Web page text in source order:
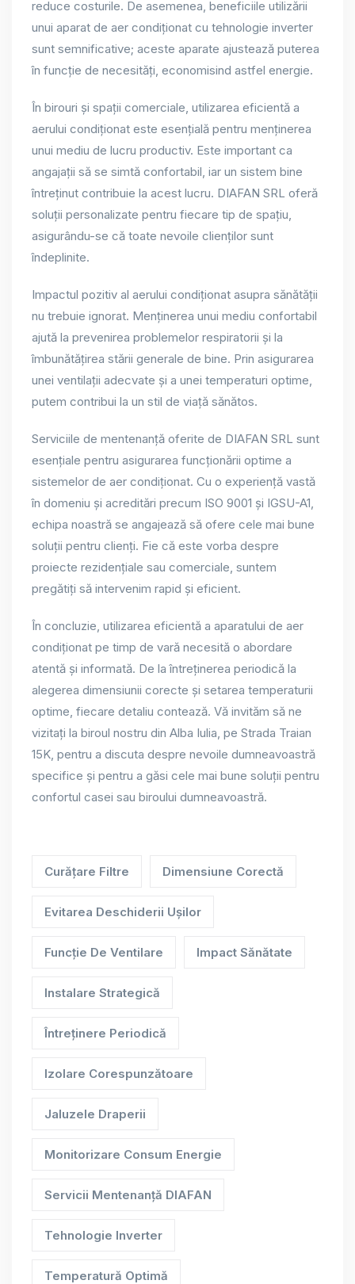
reduce costurile. De asemenea, beneficiile utilizării
unui aparat de aer condiționat cu tehnologie inverter
sunt semnificative; aceste aparate ajustează puterea
în funcție de necesități, economisind astfel energie.
În birouri și spații comerciale, utilizarea eficientă a
aerului condiționat este esențială pentru menținerea
unui mediu de lucru productiv. Este important ca
angajații să se simtă confortabil, iar un sistem bine
întreținut contribuie la acest lucru. DIAFAN SRL oferă
soluții personalizate pentru fiecare tip de spațiu,
asigurându-se că toate nevoile clienților sunt
îndeplinite.
Impactul pozitiv al aerului condiționat asupra sănătății
nu trebuie ignorat. Menținerea unui mediu confortabil
ajută la prevenirea problemelor respiratorii și la
îmbunătățirea stării generale de bine. Prin asigurarea
unei ventilații adecvate și a unei temperaturi optime,
putem contribui la un stil de viață sănătos.
Serviciile de mentenanță oferite de DIAFAN SRL sunt
esențiale pentru asigurarea funcționării optime a
sistemelor de aer condiționat. Cu o experiență vastă
în domeniu și acreditări precum ISO 9001 și IGSU-A1,
echipa noastră se angajează să ofere cele mai bune
soluții pentru clienți. Fie că este vorba despre
proiecte rezidențiale sau comerciale, suntem
pregătiți să intervenim rapid și eficient.
În concluzie, utilizarea eficientă a aparatului de aer
condiționat pe timp de vară necesită o abordare
atentă și informată. De la întreținerea periodică la
alegerea dimensiunii corecte și setarea temperaturii
optime, fiecare detaliu contează. Vă invităm să ne
vizitați la biroul nostru din Alba Iulia, pe Strada Traian
15K, pentru a discuta despre nevoile dumneavoastră
specifice și pentru a găsi cele mai bune soluții pentru
confortul casei sau biroului dumneavoastră.
Curățare Filtre Dimensiune Corectă
Evitarea Deschiderii Ușilor
Funcție De Ventilare Impact Sănătate
Instalare Strategică
Întreținere Periodică
Izolare Corespunzătoare
Jaluzele Draperii
Monitorizare Consum Energie
Servicii Mentenanță DIAFAN
Tehnologie Inverter
Temperatură Optimă